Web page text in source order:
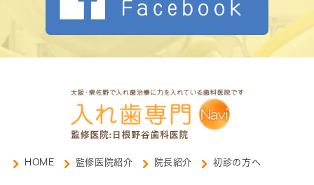
HOME 監修医院紹介 院長紹介 初診の方へ